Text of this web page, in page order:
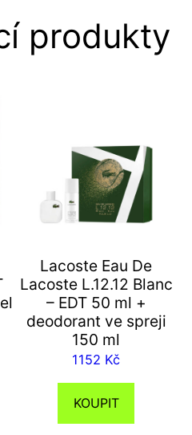
produkty
Lacoste Eau De
Lacoste L.12.12 Blanc
– EDT 50 ml +
deodorant ve spreji
150 ml
1152 Kč
KOUPIT